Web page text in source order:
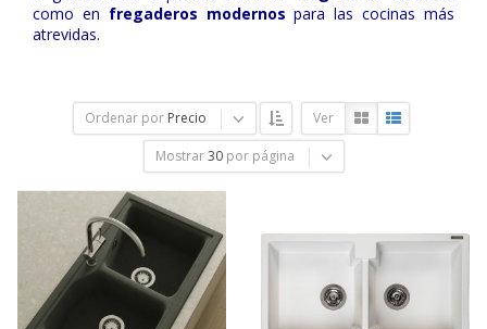
como en fregaderos modernos para las cocinas más
atrevidas.
Ordenar por Precio Ver
Mostrar 30 por página